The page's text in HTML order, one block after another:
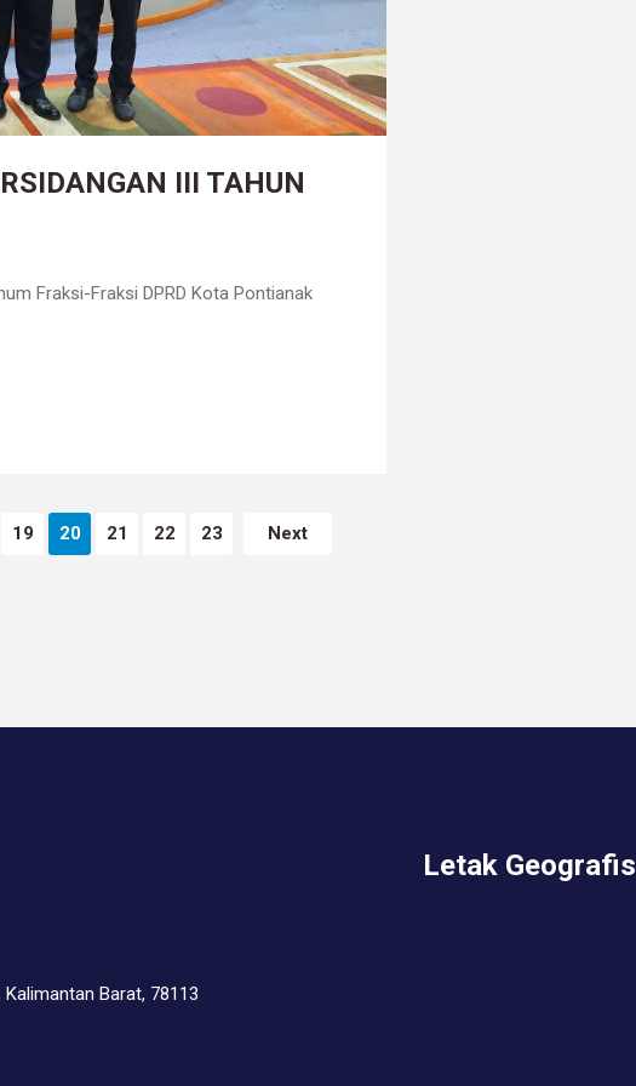
III TAHUN
Fraksi-Fraksi DPRD Kota Pontianak
19 20 21 22 23 Next
Barat, 78113
Letak Geografis